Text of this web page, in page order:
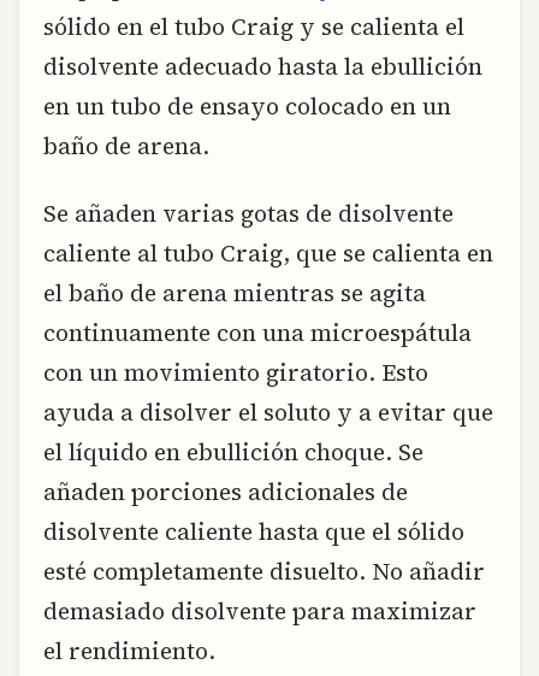
sólido en el tubo Craig y se calienta el
disolvente adecuado hasta la ebullición
en un tubo de ensayo colocado en un
baño de arena.
Se añaden varias gotas de disolvente
caliente al tubo Craig, que se calienta en
el baño de arena mientras se agita
continuamente con una microespátula
con un movimiento giratorio. Esto
ayuda a disolver el soluto y a evitar que
el líquido en ebullición choque. Se
añaden porciones adicionales de
disolvente caliente hasta que el sólido
esté completamente disuelto. No añadir
demasiado disolvente para maximizar
el rendimiento.